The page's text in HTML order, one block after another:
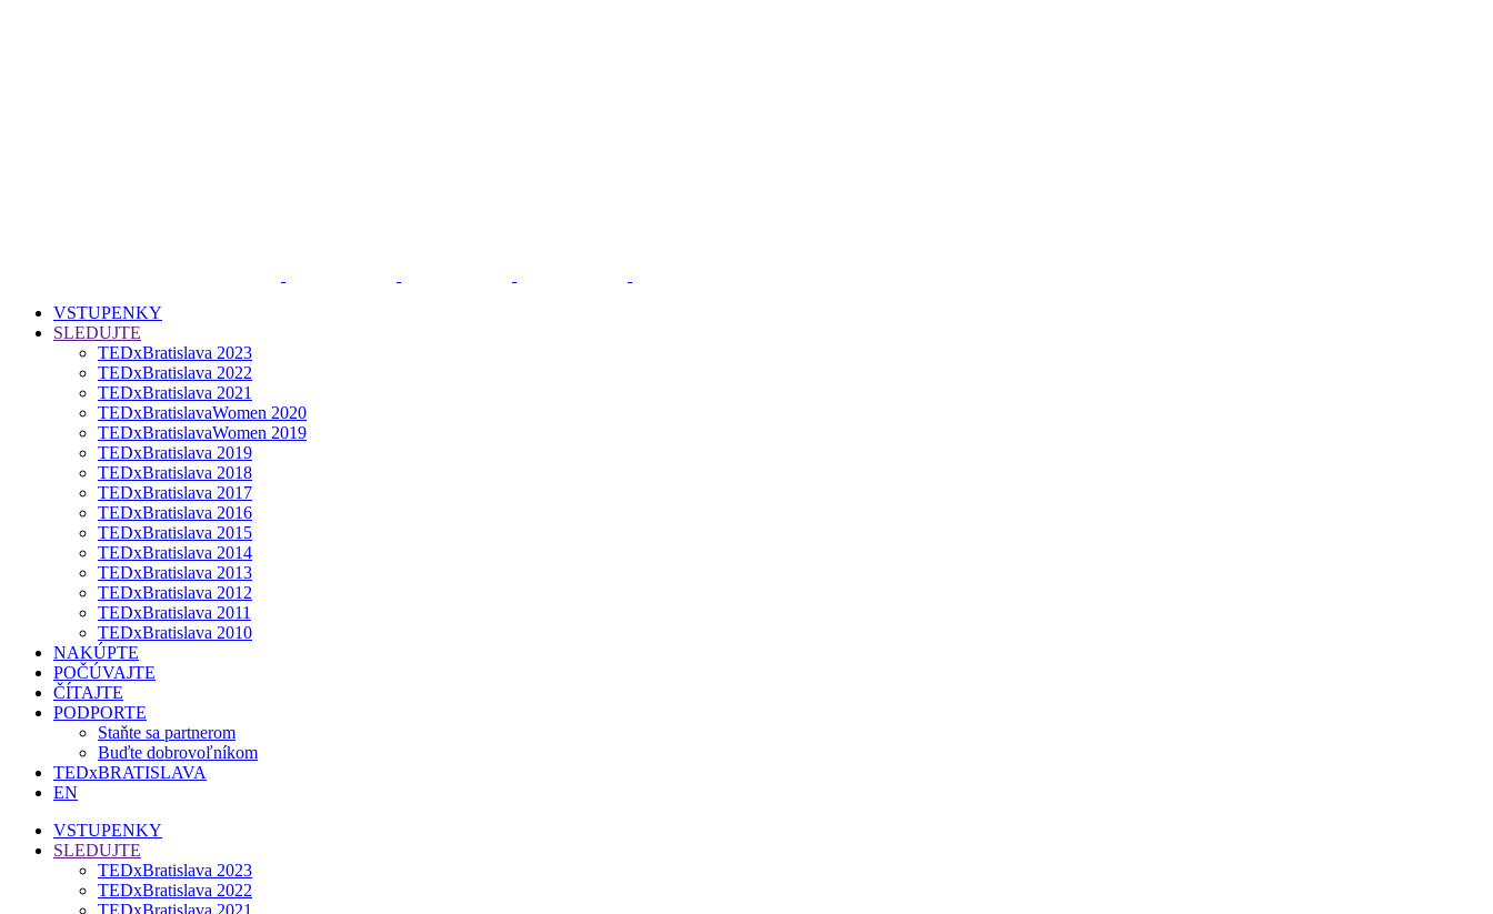
VSTUPENKY
SLEDUJTE
TEDxBratislava 2023
TEDxBratislava 2022
TEDxBratislava 2021
TEDxBratislavaWomen 2020
TEDxBratislavaWomen 2019
TEDxBratislava 2019
TEDxBratislava 2018
TEDxBratislava 2017
TEDxBratislava 2016
TEDxBratislava 2015
TEDxBratislava 2014
TEDxBratislava 2013
TEDxBratislava 2012
TEDxBratislava 2011
TEDxBratislava 2010
NAKÚPTE
POČÚVAJTE
ČÍTAJTE
PODPORTE
Staňte sa partnerom
Buďte dobrovoľníkom
TEDxBRATISLAVA
EN
VSTUPENKY
SLEDUJTE
TEDxBratislava 2023
TEDxBratislava 2022
TEDxBratislava 2021